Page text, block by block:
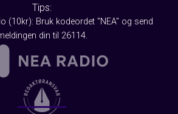
Tips:
(10kr): Bruk kodeordet "NEA" og send
din til 26114.